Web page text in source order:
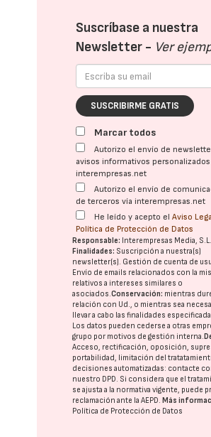
Suscríbase a nuestra
Newsletter - Ver
SUSCRIBIRME GRATIS
Marcar todos
Autorizo el envío de
avisos informativos
interempresas.net
Autorizo el envío de
de terceros vía interempresas.net
He leído y acepto elAviso
Política de Protección de Datos
Responsable: Interempresas Media,
Finalidades: Suscripción a nuestra(s)
newsletter(s). Gestión de cuenta de
Envío de emails relacionados con la
relativos a intereses similares o
asociados.Conservación: mientras
relación con Ud., o mientras sea
llevar a cabo las finalidades
Los datos pueden cederse a otras
grupo por motivos de gestión interna.
Acceso, rectificación, oposición,
portabilidad, limitación del
decisiones automatizadas: contacte
nuestro DPD. Si considera que el
se ajusta a la normativa vigente, puede
reclamación ante laAEPD. Más
Política de Protección de Datos